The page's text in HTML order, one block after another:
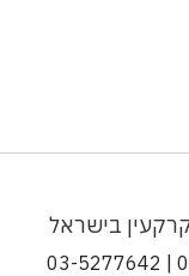
בישראל